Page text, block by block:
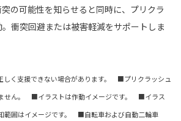
の可能性を知らせると同時に、プリクラ
衝突回避または被害軽減をサポートしま
しく支援できない場合があります。 ■プリクラッシュ
せん。 ■イラストは作動イメージです。 ■イラス
範囲はイメージです。 ■自転車および自動二輪車